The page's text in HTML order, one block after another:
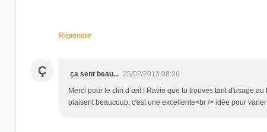
Répondre
Ç ça sent beau... 25/02/2013 08:26
Merci pour le clin d’œil ! Ravie que tu trouves tant d'usage
plaisent beaucoup, c'est une excellente<br /> idée pour